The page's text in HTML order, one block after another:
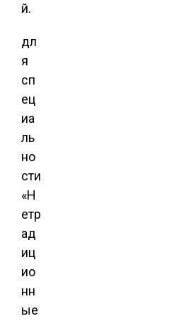
й.
дл
я
сп
ец
иа
ль
но
сти
«Н
етр
ад
иц
ио
нн
ые